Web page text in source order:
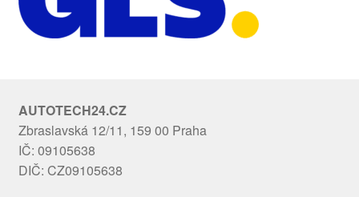
AUTOTECH24.CZ
Zbraslavská 12/11, 159 00 Praha
IČ: 09105638
DIČ: CZ09105638